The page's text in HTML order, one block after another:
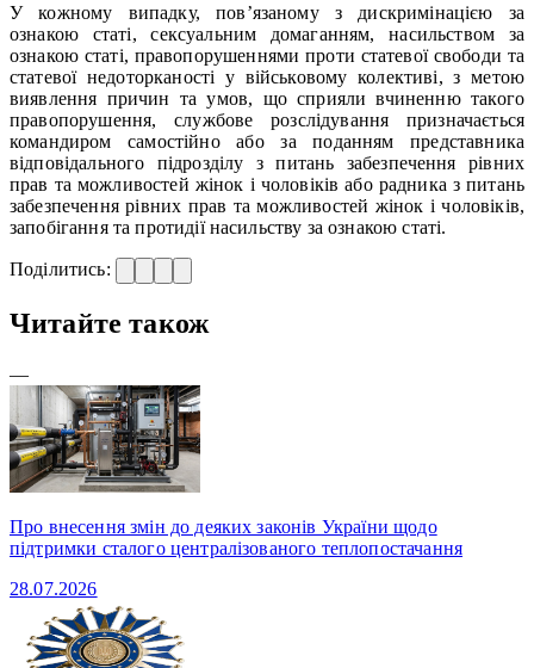
У кожному випадку, пов’язаному з дискримінацією за
ознакою статі, сексуальним домаганням, насильством за
ознакою статі, правопорушеннями проти статевої свободи та
статевої недоторканості у військовому колективі, з метою
виявлення причин та умов, що сприяли вчиненню такого
правопорушення, службове розслідування призначається
командиром самостійно або за поданням представника
відповідального підрозділу з питань забезпечення рівних
прав та можливостей жінок і чоловіків або радника з питань
забезпечення рівних прав та можливостей жінок і чоловіків,
запобігання та протидії насильству за ознакою статі.
Поділитись:
Читайте також
—
Про внесення змін до деяких законів України щодо
підтримки сталого централізованого теплопостачання
28.07.2026